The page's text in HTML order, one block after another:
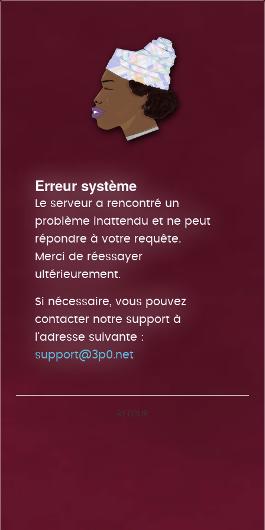
Erreur système
Le serveur a rencontré un
problème inattendu et ne peut
répondre à votre requête.
Merci de réessayer
ultérieurement.
Si nécessaire, vous pouvez
contacter notre support à
l'adresse suivante :
support@3p0.net
RETOUR